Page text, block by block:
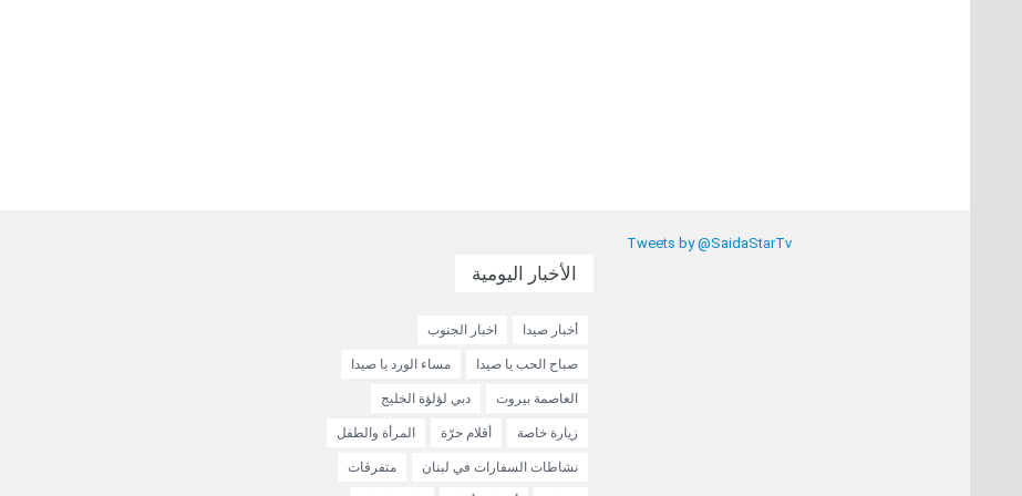
الأخبار اليومية
أخبار صيدا اخبار الجنوب
صباح الحب يا صيدا مساء الورد يا صيدا
العاصمة بيروت دبي لؤلؤة الخليج
زيارة خاصة أقلام حرّة المرأة والطفل
نشاطات السفارات في لبنان متفرقات
Tweets by @SaidaStarTv